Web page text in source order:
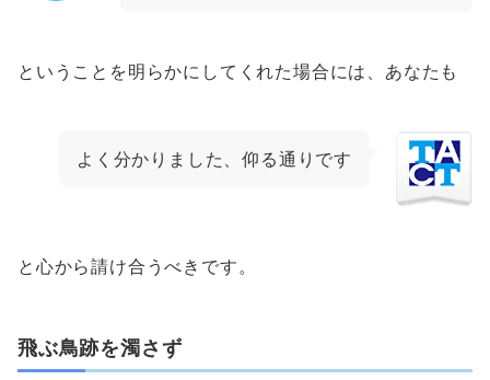
ということを明らかにしてくれた場合には、あなたも
よく分かりました、仰る通りです
と心から請け合うべきです。
飛ぶ鳥跡を濁さず